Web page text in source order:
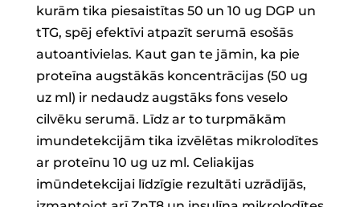
kurām tika piesaistītas 50 un 10 ug DGP un
tTG, spēj efektīvi atpazīt serumā esošās
autoantivielas. Kaut gan te jāmin, ka pie
proteīna augstākās koncentrācijas (50 ug
uz ml) ir nedaudz augstāks fons veselo
cilvēku serumā. Līdz ar to turpmākām
imundetekcijām tika izvēlētas mikrolodītes
ar proteīnu 10 ug uz ml. Celiakijas
imūndetekcijai līdzīgie rezultāti uzrādījās,